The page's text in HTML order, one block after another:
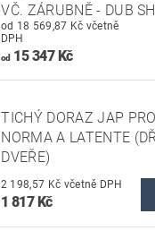
VČ. ZÁRUBNĚ - DUB
od 18 569,87 Kč včetně
DPH
od15 347 Kč
TICHÝ DORAZ JAP
NORMA A LATENTE
DVEŘE)
2 198,57 Kč včetně DPH
1 817 Kč